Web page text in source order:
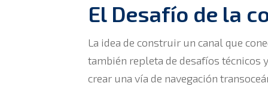
El Desafío de la
La idea de construir un canal que
también repleta de desafíos técnicos
crear una vía de navegación